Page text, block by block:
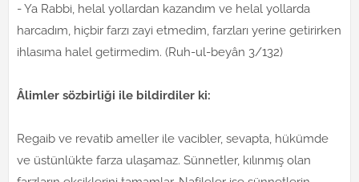
- Ya Rabbi, helal yollardan kazandım ve helal yollarda
harcadım, hiçbir farzı zayi etmedim, farzları yerine getirirken
ihlasıma halel getirmedim. (Ruh-ul-beyân 3/132)
Âlimler sözbirliği ile bildirdiler ki:
Regaib ve revatib ameller ile vacibler, sevapta, hükümde
ve üstünlükte farza ulaşamaz. Sünnetler, kılınmış olan